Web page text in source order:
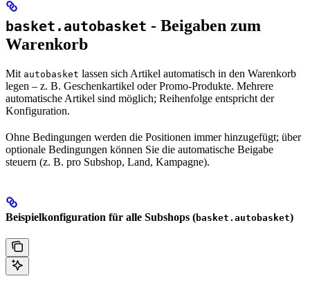
basket.autobasket - Beigaben zum
Warenkorb
Mit autobasket lassen sich Artikel automatisch in den Warenkorb
legen – z. B. Geschenkartikel oder Promo-Produkte. Mehrere
automatische Artikel sind möglich; Reihenfolge entspricht der
Konfiguration.
Ohne Bedingungen werden die Positionen immer hinzugefügt; über
optionale Bedingungen können Sie die automatische Beigabe
steuern (z. B. pro Subshop, Land, Kampagne).
Beispielkonfiguration für alle Subshops (basket.autobasket)